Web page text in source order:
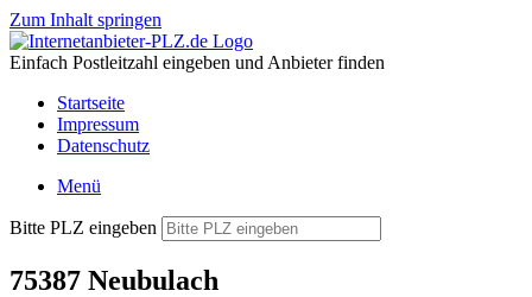
Zum Inhalt springen
Einfach Postleitzahl eingeben und Anbieter finden
Startseite
Impressum
Datenschutz
Menü
Bitte PLZ eingeben
75387 Neubulach